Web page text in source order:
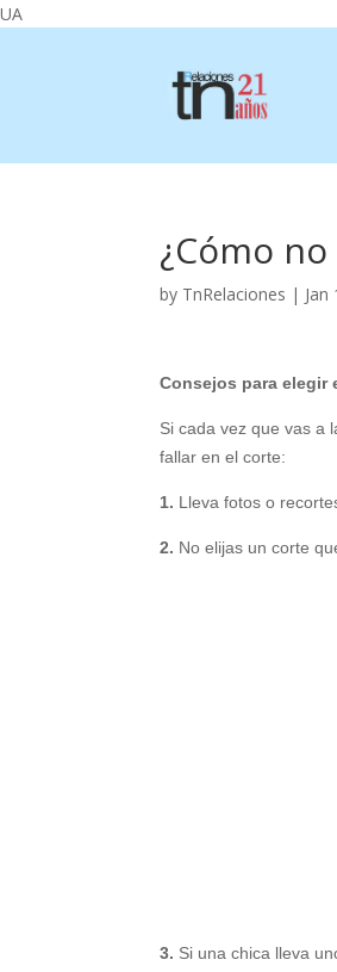
UA
¿Cómo
by TnRelaciones | Jan
Consejos para elegir
Si cada vez que vas a
fallar en el corte:
1. Lleva fotos o
2. No elijas un corte
3. Si una chica lleva